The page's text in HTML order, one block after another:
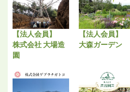
【法人会員】
株式会社 大場造
園
【法人会員】
大森ガーデン